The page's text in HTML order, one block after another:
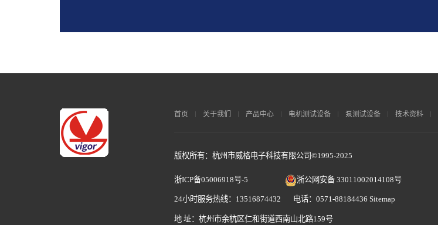
首页 关于我们 产品中心 电机测试设备 泵测试设备 技术资料
版权所有：杭州市威格电子科技有限公司©1995-2025
浙ICP备05006918号-5 浙公网安备 33011002014108号
24小时服务热线：13516874432 电话：0571-88184436 Sitemap
地 址：杭州市余杭区仁和街道西南山北路159号